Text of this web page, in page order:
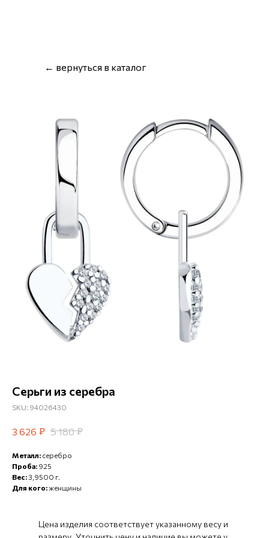
← вернуться в каталог
Серьги из серебра
SKU: 94026430
3 626 ₽ 5 180 ₽
Металл: серебро
Проба: 925
Вес:3,9500 г.
Для кого:женщины
Цена изделия соответствует указанному весу и